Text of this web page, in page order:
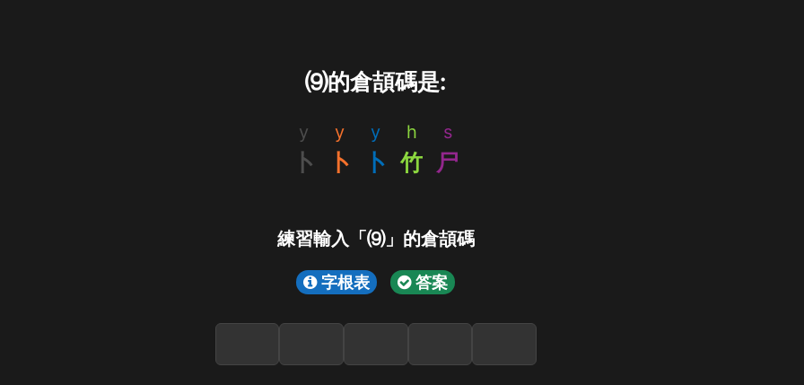
⑼的倉頡碼是:
y
卜
y
卜
y
卜
h
竹
s
尸
練習輸入「⑼」的倉頡碼
字根表 答案